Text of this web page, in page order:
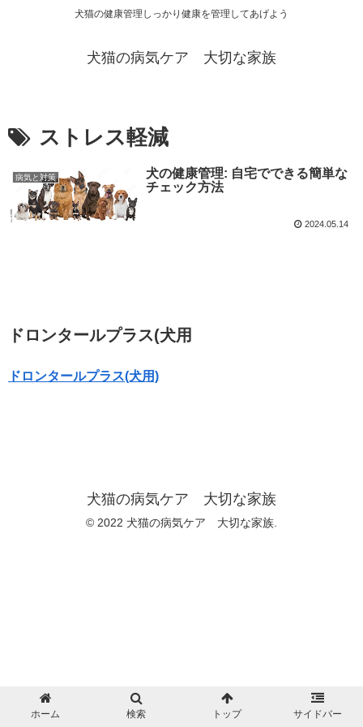
犬猫の健康管理しっかり健康を管理してあげよう
犬猫の病気ケア 大切な家族
ストレス軽減
病気と対策
犬の健康管理: 自宅でできる簡単な
チェック方法
2024.05.14
ドロンタールプラス(犬用
ドロンタールプラス(犬用)
犬猫の病気ケア 大切な家族
© 2022 犬猫の病気ケア 大切な家族.
ホーム 検索 トップ サイドバー